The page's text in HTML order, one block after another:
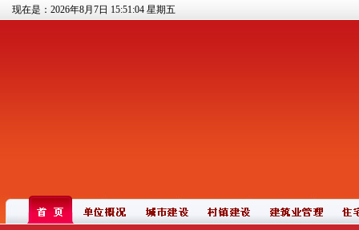
现在是：2026年8月7日 15:51:05 星期五